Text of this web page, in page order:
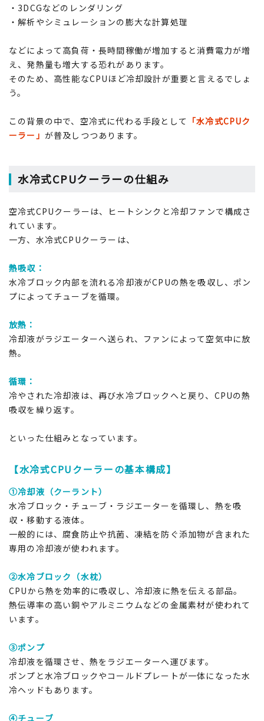
・3DCGなどのレンダリング
・解析やシミュレーションの膨大な計算処理
などによって高負荷・長時間稼働が増加すると消費電力が増
え、発熱量も増大する恐れがあります。
そのため、高性能なCPUほど冷却設計が重要と言えるでしょ
う。
この背景の中で、空冷式に代わる手段として 「水冷式CPUク
ーラー」 が普及しつつあります。
水冷式CPUクーラーの仕組み
空冷式CPUクーラーは、ヒートシンクと冷却ファンで構成さ
れています。
一方、水冷式CPUクーラーは、
熱吸収：
水冷ブロック内部を流れる冷却液がCPUの熱を吸収し、ポン
プによってチューブを循環。
放熱：
冷却液がラジエーターへ送られ、ファンによって空気中に放
熱。
循環：
冷やされた冷却液は、再び水冷ブロックへと戻り、CPUの熱
吸収を繰り返す。
といった仕組みとなっています。
【水冷式CPUクーラーの基本構成】
①冷却液（クーラント）
水冷ブロック・チューブ・ラジエーターを循環し、熱を吸
収・移動する液体。
一般的には、腐食防止や抗菌、凍結を防ぐ添加物が含まれた
専用の冷却液が使われます。
②水冷ブロック（水枕）
CPUから熱を効率的に吸収し、冷却液に熱を伝える部品。
熱伝導率の高い銅やアルミニウムなどの金属素材が使われて
います。
③ポンプ
冷却液を循環させ、熱をラジエーターへ運びます。
ポンプと水冷ブロックやコールドプレートが一体になった水
冷ヘッドもあります。
④チューブ